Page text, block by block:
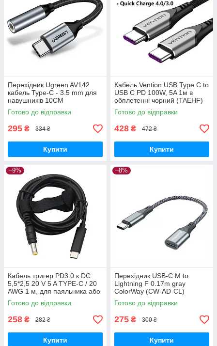
Перехідник Ugreen AV142
кабель Type-C - 3.5 mm для
навушників 10CM
Готово до відправки
295 ₴ 334 ₴
Купити
Кабель Vention USB Type C to
USB C PD 100W, 5A 1м в
обплетенні чорний (TAEHF)
Готово до відправки
428 ₴ 472 ₴
Купити
–9%
Кабель тригер PD3.0 к DC
5,5*2,5 20 V 5 A TYPE-C / 20
AWG 1 м, для паяльника або
ноутбука 65W max
Готово до відправки
258 ₴ 282 ₴
Купити
–8%
Перехідник USB-C M to
Lightning F 0.17m gray
ColorWay (CW-AD-CL)
Готово до відправки
275 ₴ 300 ₴
Купити